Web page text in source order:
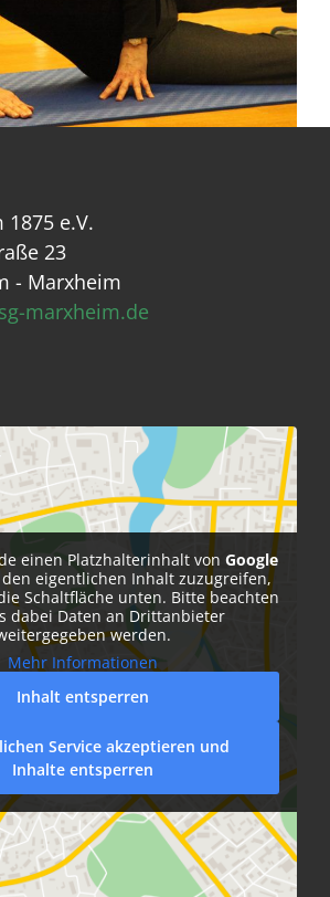
1875 e.V.
23
- Marxheim
marxheim.de
einen Platzhalterinhalt von Google
eigentlichen Inhalt zuzugreifen,
Schaltfläche unten. Bitte beachten
dabei Daten an Drittanbieter
werden.
Mehr Informationen
Inhalt entsperren
Service akzeptieren und
Inhalte entsperren